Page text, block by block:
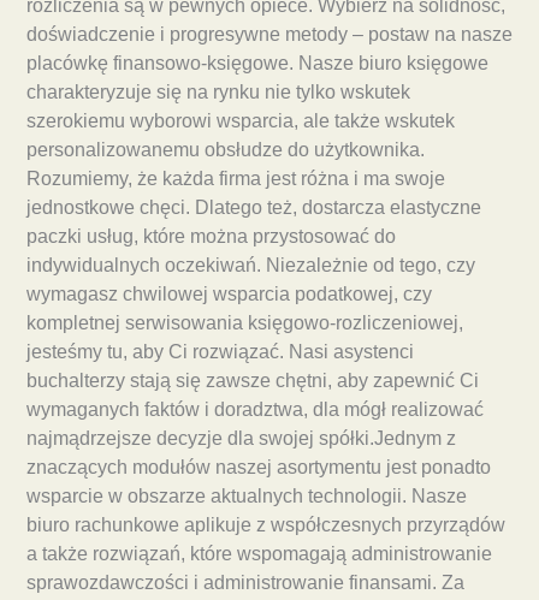
rozliczenia są w pewnych opiece. Wybierz na solidność,
doświadczenie i progresywne metody – postaw na nasze
placówkę finansowo-księgowe. Nasze biuro księgowe
charakteryzuje się na rynku nie tylko wskutek
szerokiemu wyborowi wsparcia, ale także wskutek
personalizowanemu obsłudze do użytkownika.
Rozumiemy, że każda firma jest różna i ma swoje
jednostkowe chęci. Dlatego też, dostarcza elastyczne
paczki usług, które można przystosować do
indywidualnych oczekiwań. Niezależnie od tego, czy
wymagasz chwilowej wsparcia podatkowej, czy
kompletnej serwisowania księgowo-rozliczeniowej,
jesteśmy tu, aby Ci rozwiązać. Nasi asystenci
buchalterzy stają się zawsze chętni, aby zapewnić Ci
wymaganych faktów i doradztwa, dla mógł realizować
najmądrzejsze decyzje dla swojej spółki.Jednym z
znaczących modułów naszej asortymentu jest ponadto
wsparcie w obszarze aktualnych technologii. Nasze
biuro rachunkowe aplikuje z współczesnych przyrządów
a także rozwiązań, które wspomagają administrowanie
sprawozdawczości i administrowanie finansami. Za